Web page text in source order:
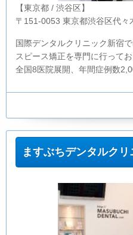
【東京都 / 渋谷区】
〒151-0053 東京都渋谷区代
国際デンタルクリニック新宿
スピース矯正を専門に行ってお
全国8医院展開、年間症例数
ますぶちデンタルクリ